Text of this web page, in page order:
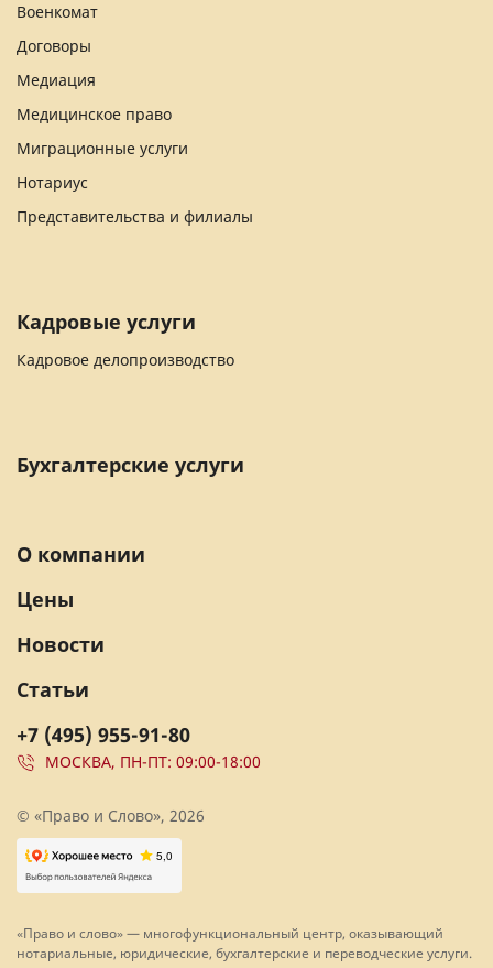
Военкомат
Договоры
Медиация
Медицинское право
Миграционные услуги
Нотариус
Представительства и филиалы
Кадровые услуги
Кадровое делопроизводство
Бухгалтерские услуги
+7 (495) 955-91-80
МОСКВА, ПН-ПТ: 09:00-18:00
О компании
Цены
Новости
Статьи
© «Право и Слово», 2026
«Право и слово» — многофункциональный центр, оказывающий
нотариальные, юридические, бухгалтерские и переводческие услуги.